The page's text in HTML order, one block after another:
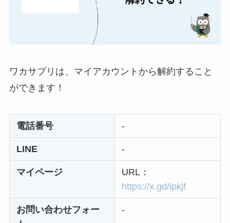
ユンス美容液の解約
まとめ！電話が繋が
らない時の裏ワザ
なにわサプリ
る方法ある？
ニューZの解約まと
め！電話が繋がらな
い時の裏ワザ
ワカサプリは、マイアカウントから解約すること
ができます！
電話番号 -
LINE -
マイページ
URL：
https://x.gd/ipkjf
お問い合わせフォー
-